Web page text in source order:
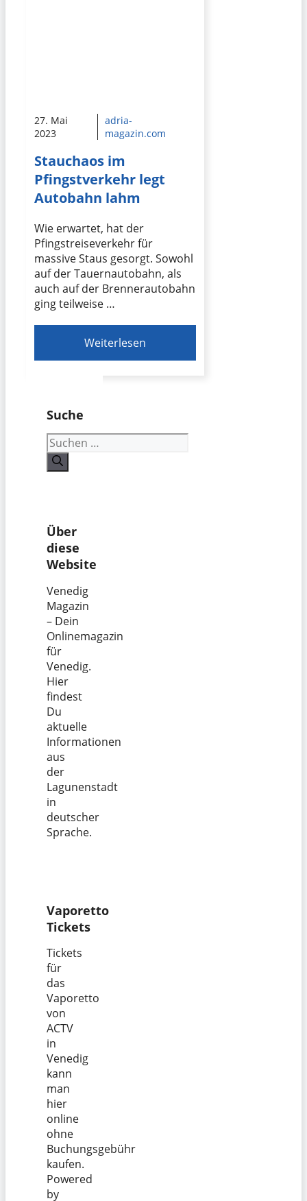
27. Mai
2023
adria-
magazin.com
Stauchaos im
Pfingstverkehr legt
Autobahn lahm
Wie erwartet, hat der
Pfingstreiseverkehr für
massive Staus gesorgt. Sowohl
auf der Tauernautobahn, als
auch auf der Brennerautobahn
ging teilweise …
Weiterlesen
Suche
Suchen
nach:
Über
diese
Website
Venedig
Magazin
– Dein
Onlinemagazin
für
Venedig.
Hier
findest
Du
aktuelle
Informationen
aus
der
Lagunenstadt
in
deutscher
Sprache.
Vaporetto
Tickets
Tickets
für
das
Vaporetto
von
ACTV
in
Venedig
kann
man
hier
online
ohne
Buchungsgebühr
kaufen.
Powered
by